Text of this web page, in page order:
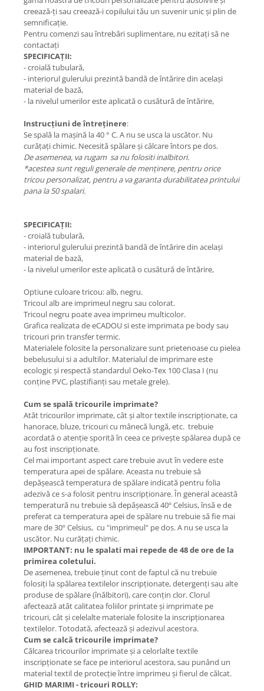
creează-ți sau creează-i copilului tău un suvenir unic și plin de
semnificație.
Pentru comenzi sau întrebări suplimentare, nu ezitați să ne
contactați
SPECIFICAȚII:
- croială tubulară,
- interiorul gulerului prezintă bandă de întărire din același
material de bază,
- la nivelul umerilor este aplicată o cusătură de întărire,
Instrucțiuni de întreținere:
Se spală la mașină la 40 ° C. A nu se usca la uscător. Nu
curățați chimic. Necesită spălare și călcare întors pe dos.
De asemenea, va rugam sa nu folositi inalbitori.
*acestea sunt reguli generale de menținere, pentru orice
tricou personalizat, pentru a va garanta durabilitatea printului
pana la 50 spalari.
SPECIFICAȚII:
- croială tubulară,
- interiorul gulerului prezintă bandă de întărire din același
material de bază,
- la nivelul umerilor este aplicată o cusătură de întărire,
Optiune culoare tricou: alb, negru.
Tricoul alb are imprimeul negru sau colorat.
Tricoul negru poate avea imprimeu multicolor.
Grafica realizata de eCADOU si este imprimata pe body sau
tricouri prin transfer termic.
Materialele folosite la personalizare sunt prietenoase cu pielea
bebelusului si a adultilor. Materialul de imprimare este
ecologic și respectă standardul Oeko-Tex 100 Clasa I (nu
conține PVC, plastifianți sau metale grele).
Cum se spală tricourile imprimate?
Atât tricourilor imprimate, cât şi altor textile inscripţionate, ca
hanorace, bluze, tricouri cu mânecă lungă, etc. trebuie
acordată o atenţie sporită în ceea ce priveşte spălarea după ce
au fost inscripţionate.
Cel mai important aspect care trebuie avut în vedere este
temperatura apei de spălare. Aceasta nu trebuie să
depăşească temperatura de spălare indicată pentru folia
adezivă ce s-a folosit pentru inscripţionare. În general această
temperatură nu trebuie să depăşească 40º Celsius, însă e de
preferat ca temperatura apei de spălare nu trebuie să fie mai
mare de 30º Celsius, cu "imprimeul" pe dos. A nu se usca la
uscător. Nu curățați chimic.
IMPORTANT: nu le spalati mai repede de 48 de ore de la
primirea coletului.
De asemenea, trebuie ţinut cont de faptul că nu trebuie
folosiţi la spălarea textilelor inscripţionate, detergenţi sau alte
produse de spălare (înălbitori), care conţin clor. Clorul
afectează atât calitatea foliilor printate şi imprimate pe
tricouri, cât şi celelalte materiale folosite la inscripţionarea
textilelor. Totodată, afectează şi adezivul acestora.
Cum se calcă tricourile imprimate?
Călcarea tricourilor imprimate şi a celorlalte textile
inscripţionate se face pe interiorul acestora, sau punând un
material textil de protecţie între imprimeu şi fierul de călcat.
GHID MARIMI - tricouri ROLLY: